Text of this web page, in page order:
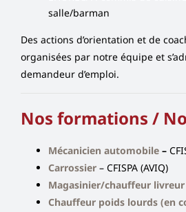
salle/barman
Des actions d’orientation et de
organisées par notre équipe et
demandeur d’emploi.
Nos formations /
Mécanicien automobile–
Carrossier– CFISPA (AVIQ)
Magasinier/chauffeur livreur
Chauffeur poids lourds (en